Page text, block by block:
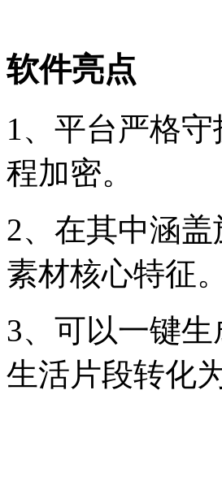
软件亮点
1、平台严格
程加密。
2、在其中涵
素材核心特征。
3、可以一键
生活片段转化